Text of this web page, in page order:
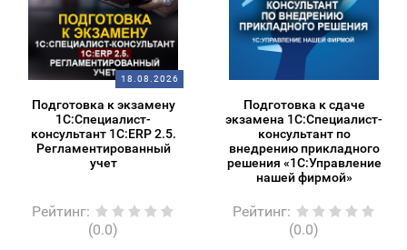
18.08.2026
Подготовка к экзамену
1С:Специалист-
консультант 1С:ERP 2.5.
Регламентированный
учет
Рейтинг:
(0.0)
Подготовка к сдаче
экзамена 1С:Специалист-
консультант по
внедрению прикладного
решения «1С:Управление
нашей фирмой»
Рейтинг:
(0.0)